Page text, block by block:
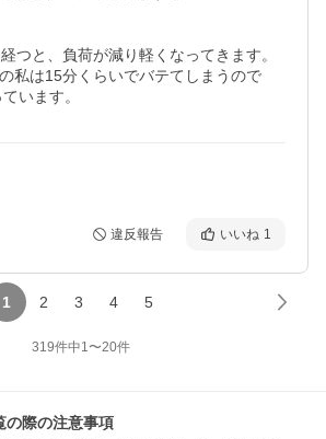
つと、負荷が減り軽くなってきます。
私は15分くらいでバテてしまうので
います。
違反報告 いいね 1
1 2 3 4 5
319件中1〜20件
の際の注意事項